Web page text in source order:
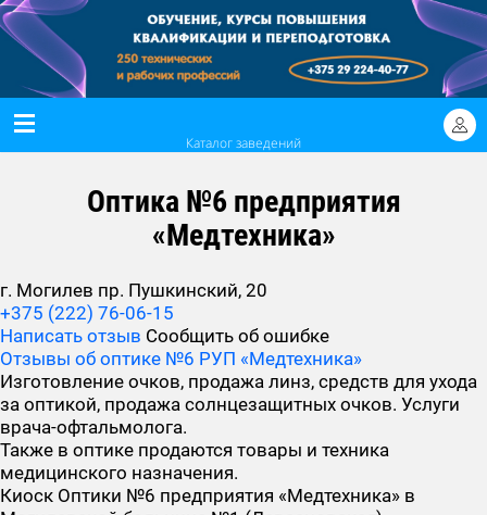
Каталог заведений
Оптика №6 предприятия
«Медтехника»
г. Могилев пр. Пушкинский, 20
+375 (222) 76-06-15
Написать отзыв Сообщить об ошибке
Отзывы об оптике №6 РУП «Медтехника»
Изготовление очков, продажа линз, средств для ухода
за оптикой, продажа солнцезащитных очков. Услуги
врача-офтальмолога.
Также в оптике продаются товары и техника
медицинского назначения.
Киоск Оптики №6 предприятия «Медтехника» в